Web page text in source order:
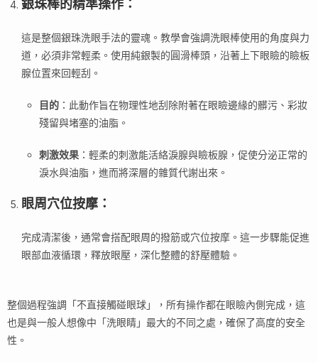
銀珠棒的精準操作 ：
這是整個銀珠洗眼手法的靈魂。教學會強調洗眼棒使用的角度與力
道，必須非常輕柔。使用純銀製的圓滑棒頭，沿著上下眼瞼的瞼板
腺位置來回輕刮。
目的 ：此動作旨在物理性地刮除附著在眼瞼邊緣的髒污、彩妝
殘留與堵塞的油脂。
刺激效果 ：輕柔的刺激能活絡淚腺與瞼板腺，促使分泌正常的
淚水與油脂，進而將深層的雜質代謝出來。
眼周穴位按摩 ：
完成清潔後，通常會搭配眼周的撥筋或穴位按摩。這一步驟能促進
眼部血液循環，釋放眼壓，深化整體的舒壓體驗。
整個過程強調「不直接觸碰眼球」，所有操作都在眼瞼內側完成，這
也是與一般人想像中「洗眼睛」最大的不同之處，確保了高度的安全
性。